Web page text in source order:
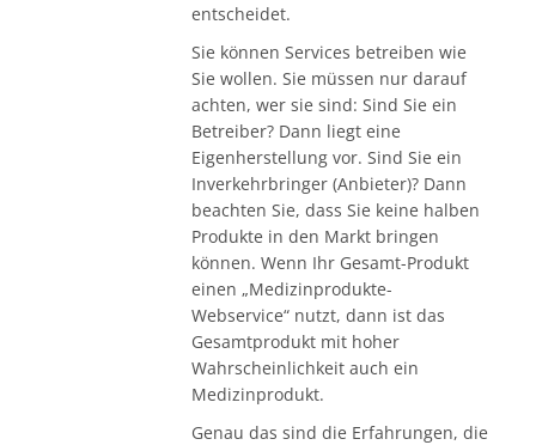
entscheidet.
Sie können Services betreiben wie
Sie wollen. Sie müssen nur darauf
achten, wer sie sind: Sind Sie ein
Betreiber? Dann liegt eine
Eigenherstellung vor. Sind Sie ein
Inverkehrbringer (Anbieter)? Dann
beachten Sie, dass Sie keine halben
Produkte in den Markt bringen
können. Wenn Ihr Gesamt-Produkt
einen „Medizinprodukte-
Webservice“ nutzt, dann ist das
Gesamtprodukt mit hoher
Wahrscheinlichkeit auch ein
Medizinprodukt.
Genau das sind die Erfahrungen, die